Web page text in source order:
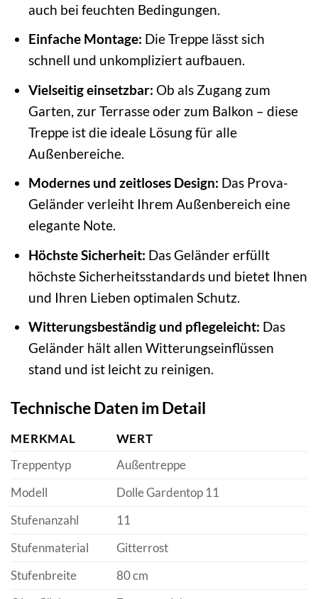
auch bei feuchten Bedingungen.
Einfache Montage: Die Treppe lässt sich
schnell und unkompliziert aufbauen.
Vielseitig einsetzbar: Ob als Zugang zum
Garten, zur Terrasse oder zum Balkon – diese
Treppe ist die ideale Lösung für alle
Außenbereiche.
Modernes und zeitloses Design: Das Prova-
Geländer verleiht Ihrem Außenbereich eine
elegante Note.
Höchste Sicherheit: Das Geländer erfüllt
höchste Sicherheitsstandards und bietet Ihnen
und Ihren Lieben optimalen Schutz.
Witterungsbeständig und pflegeleicht: Das
Geländer hält allen Witterungseinflüssen
stand und ist leicht zu reinigen.
Technische Daten im Detail
MERKMAL
WERT
Treppentyp
Außentreppe
Modell
Dolle Gardentop 11
Stufenanzahl
11
Stufenmaterial
Gitterrost
Stufenbreite
80 cm